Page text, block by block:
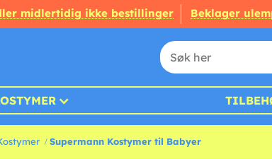
midlertidig ikke bestillinger Beklager
Supermann Kostymer til Babyer